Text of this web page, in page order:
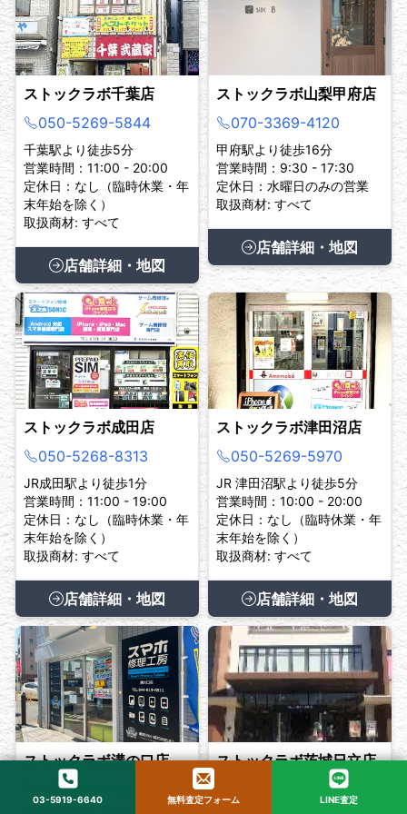
ストックラボ千葉店
050-5269-5844
千葉駅より徒歩5分
営業時間：11:00 - 20:00
定休日：なし（臨時休業・年
末年始を除く）
取扱商材: すべて
店舗詳細・地図
ストックラボ山梨甲府店
070-3369-4120
甲府駅より徒歩16分
営業時間：9:30 - 17:30
定休日：水曜日のみの営業
取扱商材: すべて
店舗詳細・地図
ストックラボ成田店
050-5268-8313
JR成田駅より徒歩1分
営業時間：11:00 - 19:00
定休日：なし（臨時休業・年
末年始を除く）
取扱商材: すべて
店舗詳細・地図
ストックラボ津田沼店
050-5269-5970
JR 津田沼駅より徒歩5分
営業時間：10:00 - 20:00
定休日：なし（臨時休業・年
末年始を除く）
取扱商材: すべて
店舗詳細・地図
ストックラボ溝の口店
050-5264-0863
ストックラボ茨城日立店
03-5919-6640
03-5919-6640 無料査定フォーム LINE査定